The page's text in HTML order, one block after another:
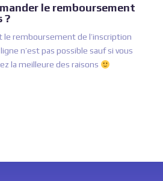
le remboursement
?
remboursement de l’inscription
n’est pas possible sauf si vous
la meilleure des raisons